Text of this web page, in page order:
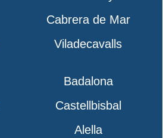
Cabrera de Mar
Viladecavalls
Badalona
Castellbisbal
Alella